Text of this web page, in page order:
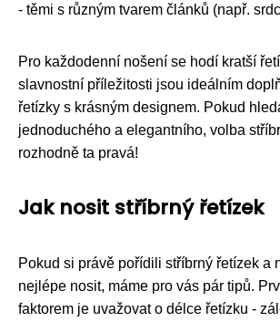
- těmi s různým tvarem článků (např.
Pro každodenní nošení se hodí kratší
slavnostní příležitosti jsou ideálním
řetízky s krásným designem. Pokud
jednoduchého a elegantního, volba
rozhodně ta pravá!
Jak nosit stříbrný řetízek
Pokud si právě pořídili stříbrný řetízek a
nejlépe nosit, máme pro vás pár tipů.
faktorem je uvažovat o délce řetízku -